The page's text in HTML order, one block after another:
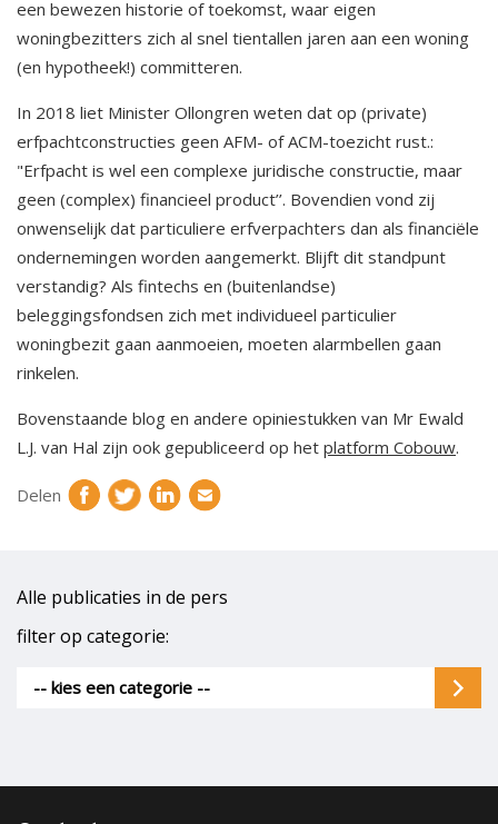
Alle publicaties in de pers
filter op categorie:
-- kies een categorie --
een bewezen historie of toekomst, waar eigen
woningbezitters zich al snel tientallen jaren aan een woning
(en hypotheek!) committeren.
In 2018 liet Minister Ollongren weten dat op (private)
erfpachtconstructies geen AFM- of ACM-toezicht rust.:
"Erfpacht is wel een complexe juridische constructie, maar
geen (complex) financieel product’’. Bovendien vond zij
onwenselijk dat particuliere erfverpachters dan als financiële
ondernemingen worden aangemerkt. Blijft dit standpunt
verstandig? Als fintechs en (buitenlandse)
beleggingsfondsen zich met individueel particulier
woningbezit gaan aanmoeien, moeten alarmbellen gaan
rinkelen.
Bovenstaande blog en andere opiniestukken van Mr Ewald
L.J. van Hal zijn ook gepubliceerd op het platform Cobouw.
Delen